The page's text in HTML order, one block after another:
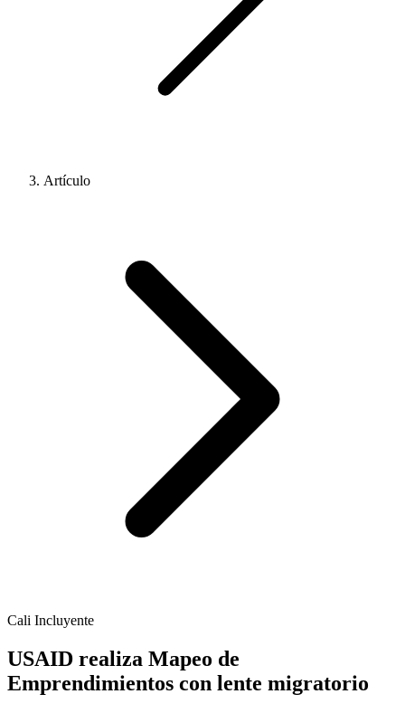
Artículo
Cali Incluyente
USAID realiza Mapeo de
Emprendimientos con lente migratorio